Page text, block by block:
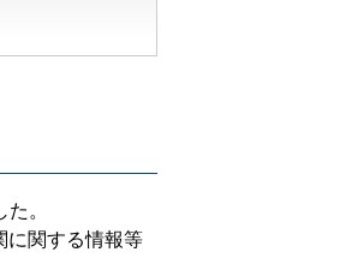
。
に関する情報等